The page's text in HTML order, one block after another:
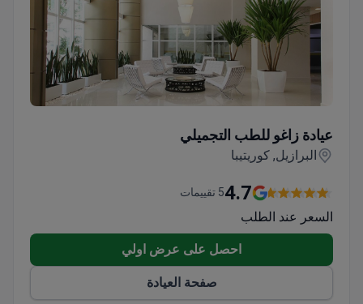
عيادة زاغو للطب التجميلي
البرازيل, كوريتيبا
4.75 تقييمات
السعر عند الطلب
احصل على عرض اولي
صفحة العيادة